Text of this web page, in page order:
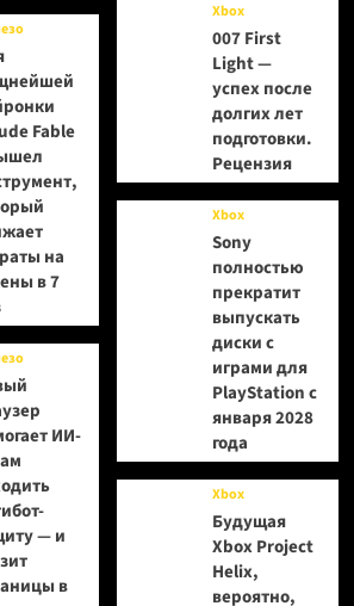
Fable
на
в 7
ИИ-
— и
в
Xbox
007 First
Light —
успех после
долгих лет
подготовки.
Рецензия
Xbox
Sony
полностью
прекратит
выпускать
диски с
играми для
PlayStation с
января 2028
года
Xbox
Будущая
Xbox Project
Helix,
вероятно,